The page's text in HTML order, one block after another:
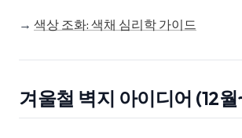
→ 색상 조화: 색채 심리학 가이드
겨울철 벽지 아이디어 (12